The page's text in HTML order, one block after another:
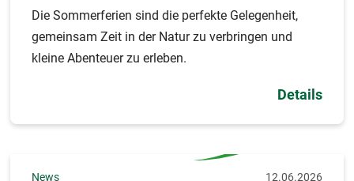
Die Sommerferien sind die perfekte Gelegenheit,
gemeinsam Zeit in der Natur zu verbringen und
kleine Abenteuer zu erleben.
Details
News 12.06.2026